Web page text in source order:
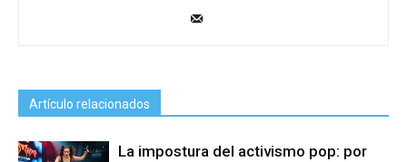
Artículo relacionados
La impostura del activismo pop: por